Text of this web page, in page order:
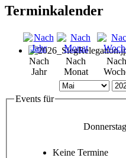
Terminkalender
Nach
Jahr
Nach
Monat
Nach
Events für
Keine Termine